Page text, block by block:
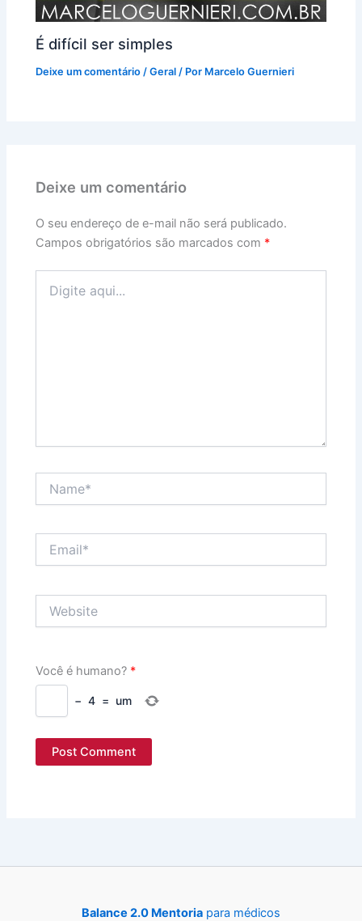
É difícil ser simples
Deixe um comentário /Geral / Por Marcelo Guernieri
Deixe um comentário
O seu endereço de e-mail não será publicado.
Campos obrigatórios são marcados com *
aqui...
Você é humano? *
− 4 = um
Balance 2.0 Mentoria para médicos